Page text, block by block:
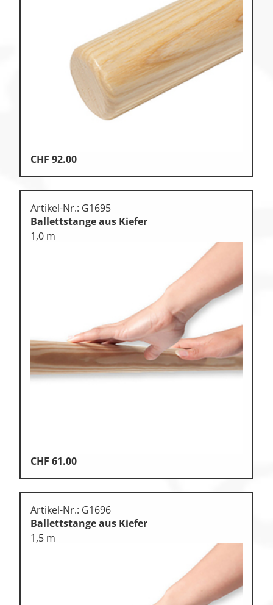
CHF 92.00
Artikel-Nr.: G1695
Ballettstange aus Kiefer
1,0 m
CHF 61.00
Artikel-Nr.: G1696
Ballettstange aus Kiefer
1,5 m